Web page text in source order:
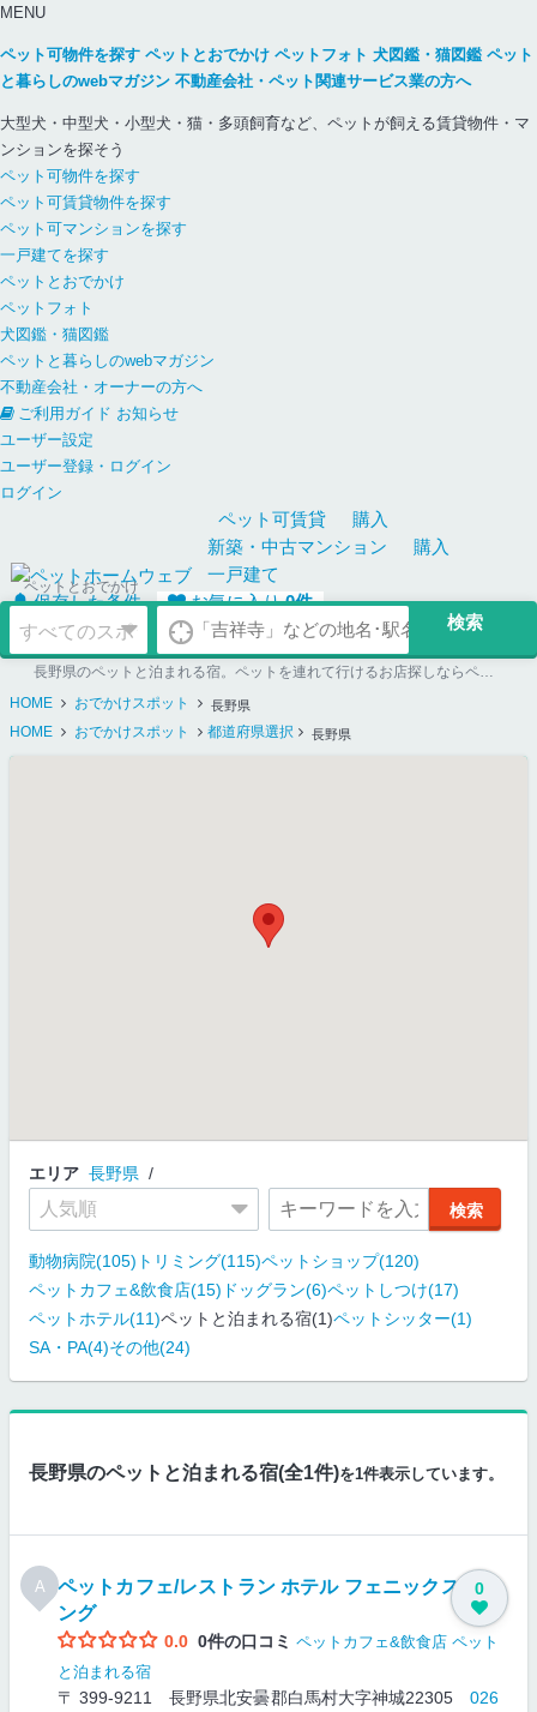
MENU
ペット可物件を探す ペットとおでかけ ペットフォト 犬図鑑・猫図鑑 ペット
と暮らしのwebマガジン 不動産会社・ペット関連サービス業の方へ
大型犬・中型犬・小型犬・猫・多頭飼育など、ペットが飼える賃貸物件・マ
ンションを探そう
ペット可物件を探す
ペット可賃貸物件を探す
ペット可マンションを探す
一戸建てを探す
ペットとおでかけ
ペットフォト
犬図鑑・猫図鑑
ペットと暮らしのwebマガジン
不動産会社・オーナーの方へ
ご利用ガイド お知らせ
ユーザー設定
ユーザー登録・ログイン
ログイン
ペット可賃貸
購入
新築・中古マンション
購入
一戸建て
保存した条件
お気に入り0件
ペットとおでかけ
長野県のペットと泊まれる宿。ペットを連れて行けるお店探しならペットホームウェブ
HOME
おでかけスポット 長野県
HOME おでかけスポット 都道府県選択 長野県
エリア 長野県
動物病院(105) トリミング(115)ペットショップ(120)
ペットカフェ&飲食店(15) ドッグラン(6)ペットしつけ(17)
ペットホテル(11)ペットと泊まれる宿(1)ペットシッター(1)
SA・PA(4)その他(24)
長野県のペットと泊まれる宿(全1件)を1件表示しています。
A
ペットカフェ/レストラン ホテル フェニックスウィ
ング
0.0 0件の口コミ ペットカフェ&飲食店 ペット
と泊まれる宿
〒 399-9211 長野県北安曇郡白馬村大字神城22305 026
0